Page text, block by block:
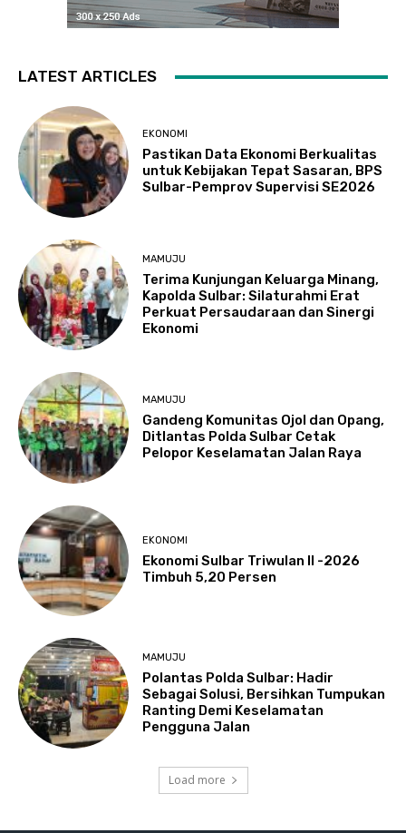
LATEST ARTICLES
EKONOMI
Pastikan Data Ekonomi Berkualitas
untuk Kebijakan Tepat Sasaran, BPS
Sulbar-Pemprov Supervisi SE2026
MAMUJU
Terima Kunjungan Keluarga Minang,
Kapolda Sulbar: Silaturahmi Erat
Perkuat Persaudaraan dan Sinergi
Ekonomi
MAMUJU
Gandeng Komunitas Ojol dan Opang,
Ditlantas Polda Sulbar Cetak
Pelopor Keselamatan Jalan Raya
EKONOMI
Ekonomi Sulbar Triwulan II -2026
Timbuh 5,20 Persen
MAMUJU
Polantas Polda Sulbar: Hadir
Sebagai Solusi, Bersihkan Tumpukan
Ranting Demi Keselamatan
Pengguna Jalan
Load more